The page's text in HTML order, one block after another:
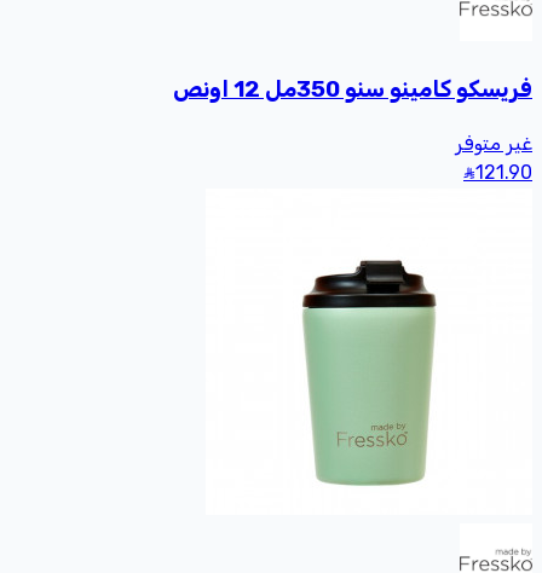
فريسكو كامينو سنو 350مل 12 اونص
غير متوفر
121.90